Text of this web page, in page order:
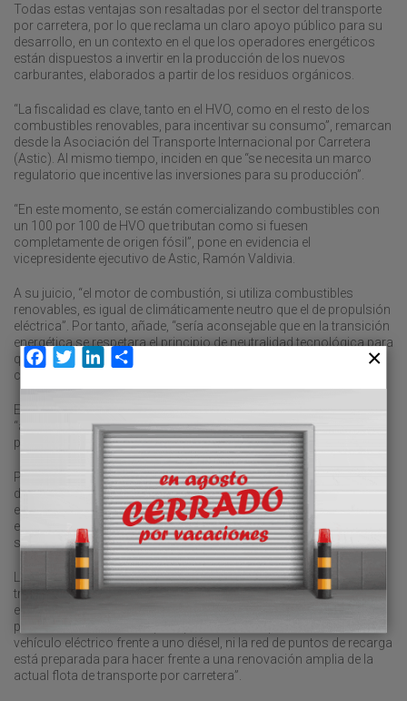
Todas estas ventajas son resaltadas por el sector del transporte
por carretera, por lo que reclama un claro apoyo público para su
desarrollo, en un contexto en el que los operadores energéticos
están dispuestos a invertir en la producción de los nuevos
carburantes, elaborados a partir de los residuos orgánicos.
“La fiscalidad es clave, tanto en el HVO, como en el resto de los
combustibles renovables, para incentivar su consumo”, remarcan
desde la Asociación del Transporte Internacional por Carretera
(Astic). Al mismo tiempo, inciden en que “se necesita un marco
regulatorio que incentive las inversiones para su producción”.
“En este momento, se están comercializando combustibles con
un 100 por 100 de HVO que tributan como si fuesen
completamente de origen fósil”, pone en evidencia el
vicepresidente ejecutivo de Astic, Ramón Valdivia.
A su juicio, “el motor de combustión, si utiliza combustibles
renovables, es igual de climáticamente neutro que el de propulsión
eléctrica”. Por tanto, añade, “sería aconsejable que en la transición
energética se respetara el principio de neutralidad tecnológica para
que cada operador eligiera la energía sostenible que más le
convenga, incluyendo los combustibles renovables”.
En la misma dirección, desde Fenadismer también constatan que
“a efectos fiscales el HVO tributa exactamente igual que el diésel,
pese a la indudable mejora medioambiental que representa”.
Por ello, demandan al Gobierno español medidas para potenciar
dicho biocombustible “en vez de decantarse, como hasta ahora,
exclusivamente en la movilidad eléctrica, pese al brutal coste
económico de inversiones y renovación de flotas que ello
supondrá”.
La asociación, que preside Julio Villaescusa, defiende una
transición energética hacia la movilidad eléctrica “realista y
económicamente viable, ya que, a día de hoy, ni los transportistas
pueden asumir el coste que representa la adquisición de un
vehículo eléctrico frente a uno diésel, ni la red de puntos de recarga
está preparada para hacer frente a una renovación amplia de la
actual flota de transporte por carretera”.
Facebook
TwitterLinkedIn